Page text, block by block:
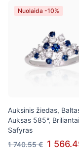
Nuolaida -10%
Auksinis žiedas,
Auksas 585°,
Safyras
1 740.55 € 1